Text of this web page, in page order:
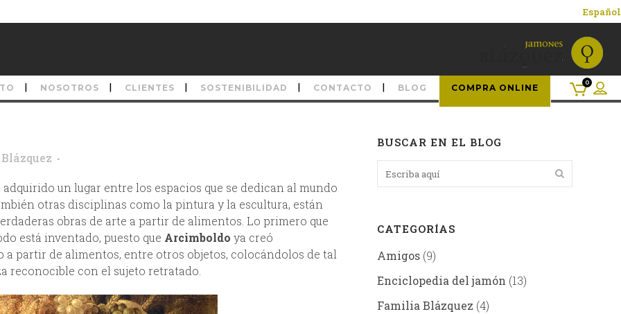
Español
NOSOTROS CLIENTES SOSTENIBILIDAD CONTACTO BLOG COMPRA ONLINE
0
un lugar entre los espacios que se dedican al mundo
otras disciplinas como la pintura y la escultura, están
obras de arte a partir de alimentos. Lo primero que
está inventado, puesto que Arcimboldo ya creó
partir de alimentos, entre otros objetos, colocándolos de tal
reconocible con el sujeto retratado.
BUSCAR EN EL BLOG
CATEGORÍAS
Amigos (9)
Enciclopedia del jamón (13)
Familia Blázquez (4)